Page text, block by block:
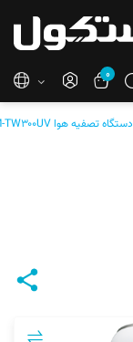
۰
دستگاه تصفیه هوا TM-TW۳۰۰UV